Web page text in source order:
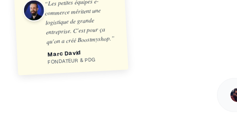
“
commerce méritent une
logistique de grande
entreprise. C'est pour ça
qu'on a créé Boostmyshop.”
Marc David
FONDATEUR & PDG